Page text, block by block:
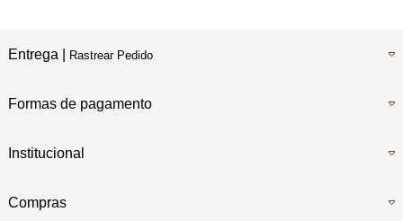
Entrega | Rastrear Pedido
Formas de pagamento
Institucional
Compras